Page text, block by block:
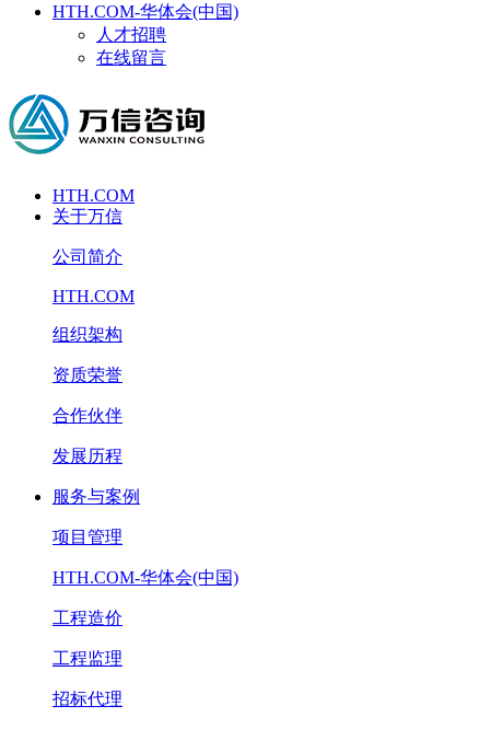
HTH.COM-华体会(中国)
人才招聘
在线留言
HTH.COM
关于万信
公司简介
HTH.COM
组织架构
资质荣誉
合作伙伴
发展历程
服务与案例
项目管理
HTH.COM-华体会(中国)
工程造价
工程监理
招标代理